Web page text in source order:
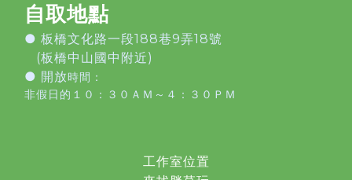
自取地點
● 板橋文化路一段188巷9弄18號
(板橋中山國中附近)
● 開放時間：
非假日的１０：３０ＡＭ～４：３０ＰＭ
工作室位置